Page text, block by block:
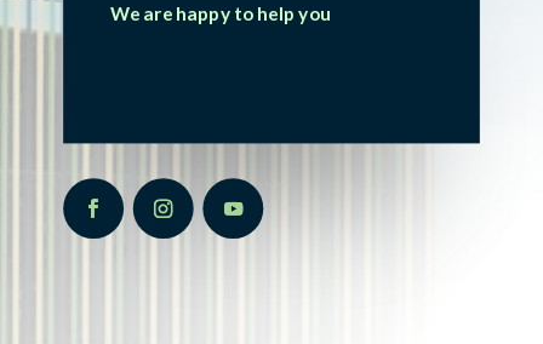
We are happy to help you